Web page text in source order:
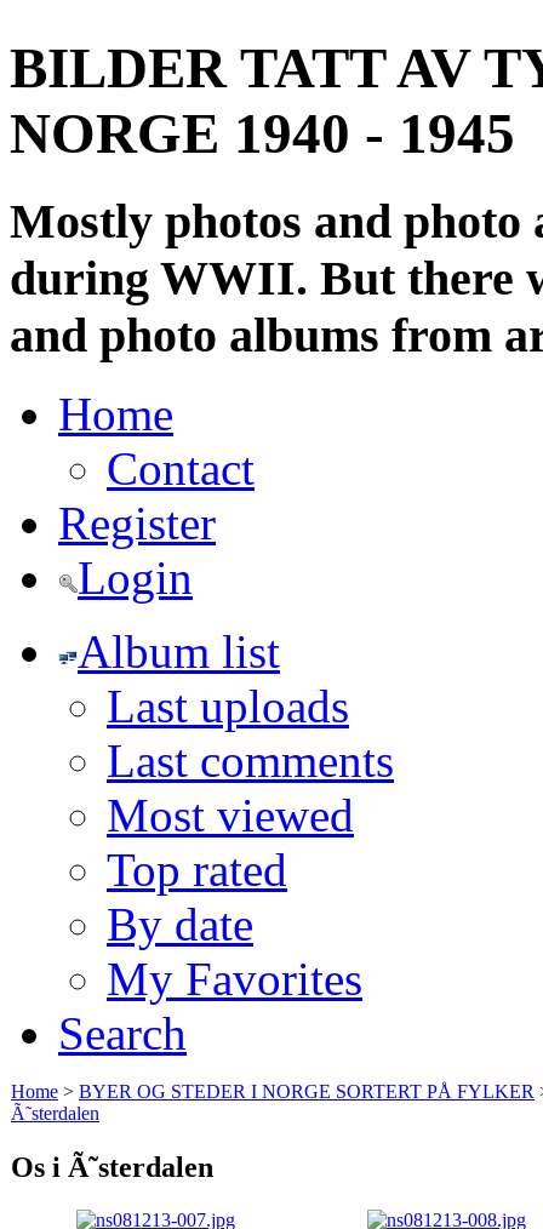
BILDER TATT AV
NORGE 1940 - 1945
Mostly photos and
during WWII. But there
and photo albums from
Home
Contact
Register
Login
Album list
Last uploads
Last comments
Most viewed
Top rated
By date
My Favorites
Search
Home > BYER OG STEDER I NORGE SORTERT PÅ FYLKER
Ã˜sterdalen
Os i Ã˜sterdalen